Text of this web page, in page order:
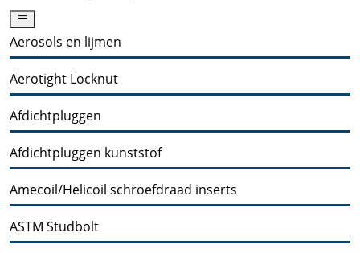
Aerosols en lijmen
Aerotight Locknut
Afdichtpluggen
Afdichtpluggen kunststof
Amecoil/Helicoil schroefdraad inserts
ASTM Studbolt